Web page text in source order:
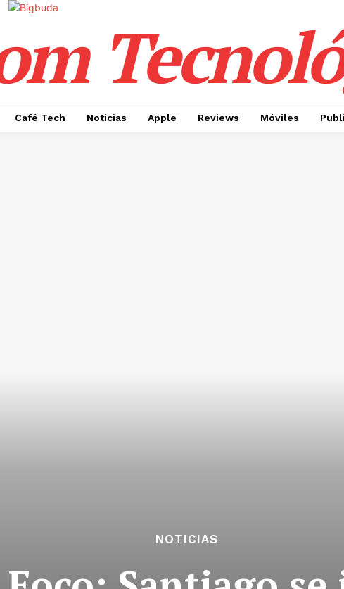
Café Tech Noticias Apple Reviews Móviles
NOTICIAS